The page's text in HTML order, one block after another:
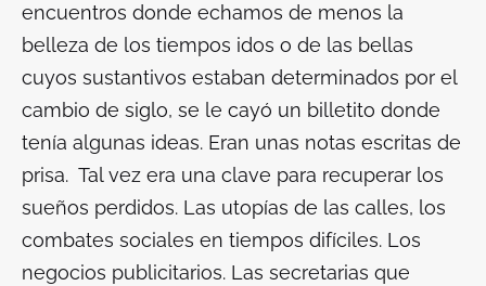
encuentros donde echamos de menos la
belleza de los tiempos idos o de las bellas
cuyos sustantivos estaban determinados por el
cambio de siglo, se le cayó un billetito donde
tenía algunas ideas. Eran unas notas escritas de
prisa. Tal vez era una clave para recuperar los
sueños perdidos. Las utopías de las calles, los
combates sociales en tiempos difíciles. Los
negocios publicitarios. Las secretarias que